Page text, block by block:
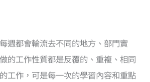
週都會輪流去不同的地方、部門實
的工作性質都是反覆的、重複、相同
工作，可是每一次的學習內容和重點